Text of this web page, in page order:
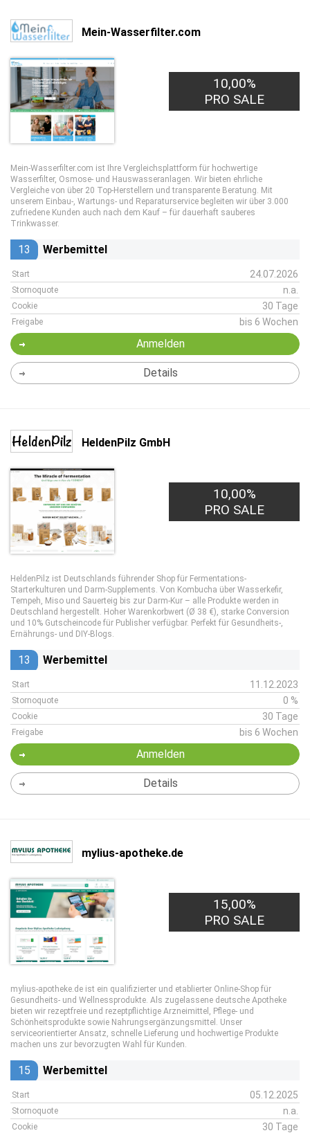
Mein-Wasserfilter.com
10,00%
PRO SALE
Mein-Wasserfilter.com ist Ihre Vergleichsplattform für hochwertige
Wasserfilter, Osmose- und Hauswasseranlagen. Wir bieten ehrliche
Vergleiche von über 20 Top-Herstellern und transparente Beratung. Mit
unserem Einbau-, Wartungs- und Reparaturservice begleiten wir über 3.000
zufriedene Kunden auch nach dem Kauf – für dauerhaft sauberes
Trinkwasser.
13 Werbemittel
Start 24.07.2026
Stornoquote n.a.
Cookie 30 Tage
Freigabe bis 6 Wochen
Anmelden
Details
HeldenPilz GmbH
10,00%
PRO SALE
HeldenPilz ist Deutschlands führender Shop für Fermentations-
Starterkulturen und Darm-Supplements. Von Kombucha über Wasserkefir,
Tempeh, Miso und Sauerteig bis zur Darm-Kur – alle Produkte werden in
Deutschland hergestellt. Hoher Warenkorbwert (Ø 38 €), starke Conversion
und 10% Gutscheincode für Publisher verfügbar. Perfekt für Gesundheits-,
Ernährungs- und DIY-Blogs.
13 Werbemittel
Start 11.12.2023
Stornoquote 0 %
Cookie 30 Tage
Freigabe bis 6 Wochen
Anmelden
Details
mylius-apotheke.de
15,00%
PRO SALE
mylius-apotheke.de ist ein qualifizierter und etablierter Online-Shop für
Gesundheits- und Wellnessprodukte. Als zugelassene deutsche Apotheke
bieten wir rezeptfreie und rezeptpflichtige Arzneimittel, Pflege- und
Schönheitsprodukte sowie Nahrungsergänzungsmittel. Unser
serviceorientierter Ansatz, schnelle Lieferung und hochwertige Produkte
machen uns zur bevorzugten Wahl für Kunden.
15 Werbemittel
Start 05.12.2025
Stornoquote n.a.
Cookie 30 Tage